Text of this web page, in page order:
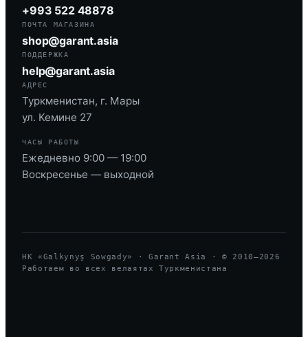
+993 522 48878
ПОЧТА МАГАЗИНА
shop@garant.asia
ПОДДЕРЖКА
help@garant.asia
АДРЕС
Туркменистан, г. Мары
ул. Кемине 27
ЧАСЫ РАБОТЫ
Ежедневно 9:00 — 19:00
Воскресенье — выходной
HK «Galkynyş Sowgady» · Garant Asia · © 2010—2026
Работаем во всех велаятах Туркменистана